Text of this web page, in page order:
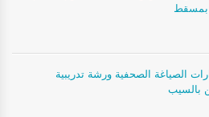
الصياغة الصحفية ورشة تدريبية
بالسيب